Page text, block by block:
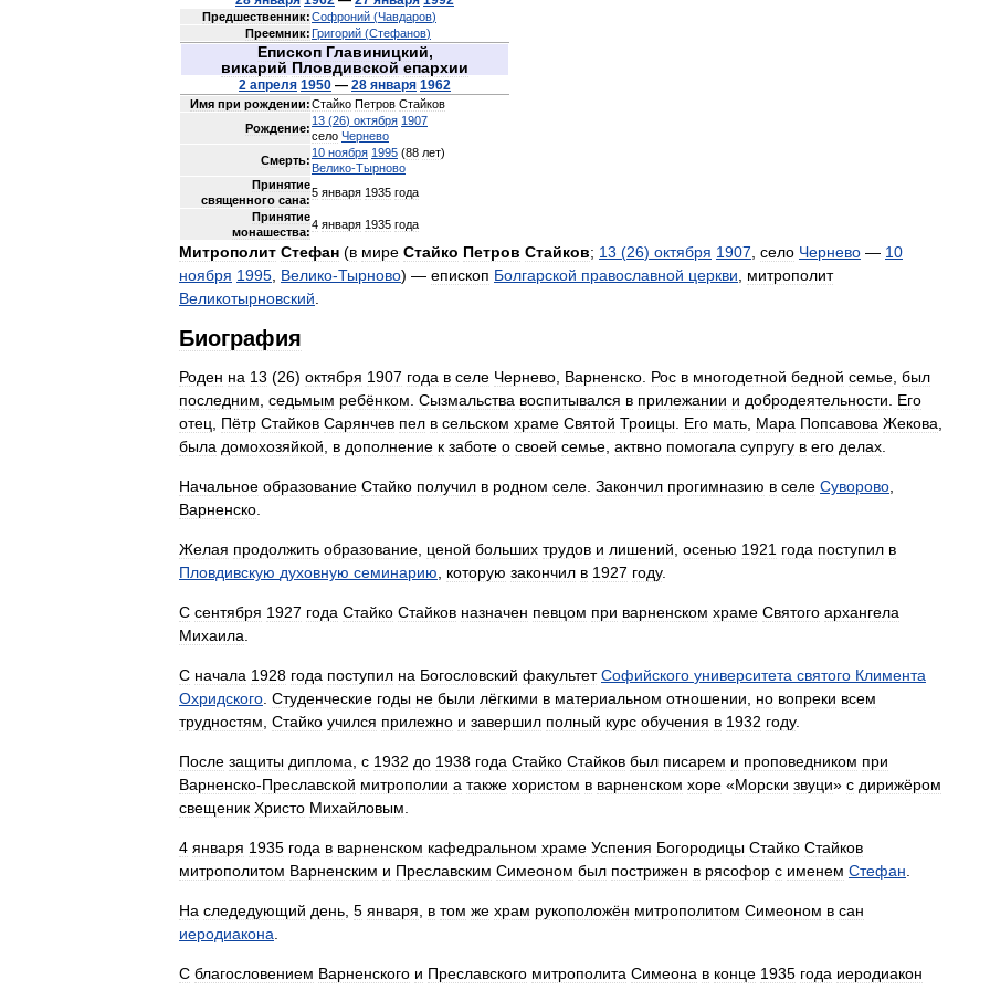
Предшественник:Софроний (Чавдаров)
Преемник: Григорий (Стефанов)
Епископ Главиницкий,
викарий Пловдивской епархии
2 апреля 1950 — 28 января 1962
Имя при рождении:Стайко Петров Стайков
Рождение:
13 (26) октября 1907
село Чернево
Смерть:
10 ноября 1995 (88 лет)
Велико-Тырново
Принятие
священного сана:
5 января 1935 года
Принятие
монашества:
4 января 1935 года
Митрополит Стефан (в мире Стайко Петров Стайков; 13 (26) октября 1907 село Чернево — 10
ноября 1995 Велико-Тырново) — епископ Болгарской православной церкви
митрополит
Великотырновский
Биография
Роден на 13 (26) октября 1907 года в селе Чернево Варненско Рос в многодетной бедной семье был
последним седьмым ребёнком Сызмальства воспитывался в прилежании и добродеятельности
Его
отец
Пётр Стайков Сарянчев пел в сельском храме Святой Троицы Его мать Мара Попсавова Жекова
была домохозяйкой в дополнение к заботе о своей семье актвно помогала супругу в его делах
Начальное образование Стайко получил в родном селе Закончил прогимназию­ в селе Суворово
Варненско
Желая продолжить образование ценой больших трудов и лишений осенью 1921 года поступил в
Пловдивскую духовную семинарию которую закончил в 1927 году.
С сентября 1927 года Стайко Стайков назначен певцом при варненском храме Святого архангела
Михаила
С начала 1928 года поступил на Богословский факультет Софийского университета святого Климента
Охридского Студенческие годы не были лёгкими в материальном отношении но вопреки всем
трудностям Стайко учился прилежно и завершил полный курс обучения в 1932 году.
После защиты диплома с 1932 до 1938 года Стайко Стайков был писарем и проповедником при
Варненско-Преславской митрополии а также хористом в варненском хоре «Морски звуци» с дирижёром
свещеник Христо Михайловым
4 января 1935 года в варненском кафедральном храме Успения Богородицы Стайко Стайков
митрополитом Варненским и Преславским Симеоном был пострижен в рясофор с именем Стефан
На следeдующий день 5 января в том же храм рукоположён митрополитом Симеоном в сан
иеродиакона
С благословением Варненского и Преславского митрополита Симеона в конце 1935 года иеродиакон